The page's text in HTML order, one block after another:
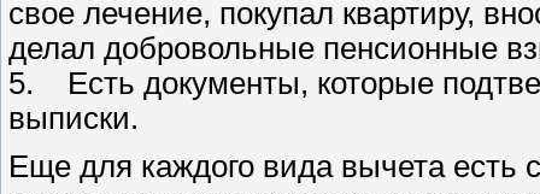
свое лечение, покупал квартиру,
делал добровольные пенсионные
5. Есть документы, которые
выписки.
Еще для каждого вида вычета есть